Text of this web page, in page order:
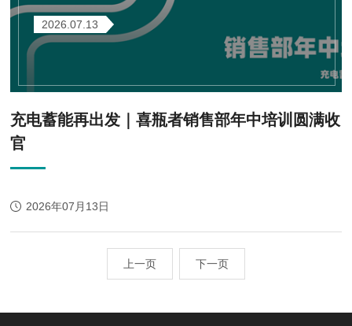
2026.07.13
充电蓄能再出发｜喜瓶者销售部年中培训圆满收
官
2026年07月13日
上一页 下一页